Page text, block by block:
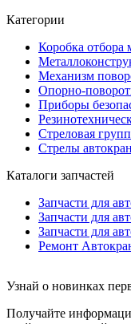
Категории
Коробка отбора
Механизм
Опорно-
Приборы
Стреловая
Стрелы
Каталоги запчастей
Запчасти для
Запчасти для
Запчасти для
Ремонт
Узнай о новинках
Получайте